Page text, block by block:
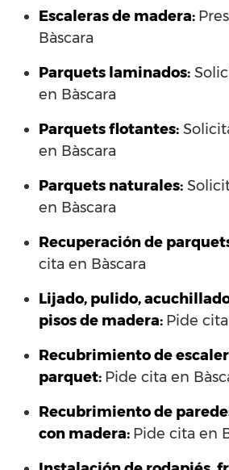
Escaleras de madera:
Bàscara
Parquets laminados:
en Bàscara
Parquets flotantes:
en Bàscara
Parquets naturales:
en Bàscara
Recuperación de
cita en Bàscara
Lijado, pulido,
pisos de madera: Pide
Recubrimiento de
parquet: Pide cita en
Recubrimiento de
con madera: Pide cita en